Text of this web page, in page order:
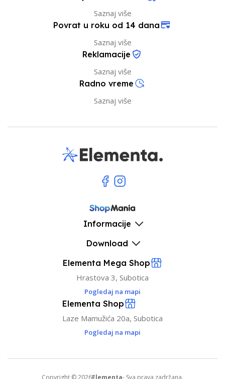
Saznaj više
Povrat u roku od 14 dana
Saznaj više
Reklamacije
Saznaj više
Radno vreme
Saznaj više
Informacije
Download
Elementa Mega Shop
Hrastova 3, Subotica
Pogledaj na mapi
Elementa Shop
Laze Mamužića 20a, Subotica
Pogledaj na mapi
Copyright © 2026Elementa- Sva prava zadržana.